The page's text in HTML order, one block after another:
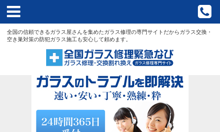
全国の信頼できるガラス屋さんを集めたガラス修理の専門サイトだからガラス交換・
空き巣対策の防犯ガラス施工も安心して頼めます。
HOME
なびについて？
全国のブログ